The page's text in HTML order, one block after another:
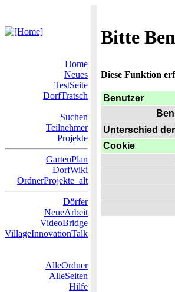
Bitte
Home
Neues
TestSeite
DorfTratsch
Suchen
Teilnehmer
Projekte
GartenPlan
DorfWiki
OrdnerProjekte_alt
Dörfer
NeueArbeit
VideoBridge
VillageInnovationTalk
AlleOrdner
AlleSeiten
Hilfe
Diese Funktion
Benutzer
Unterschied
Cookie